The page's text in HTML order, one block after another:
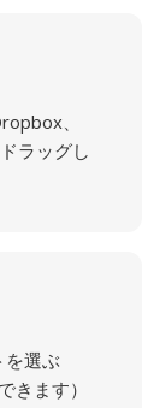
、
ラッグし
を選ぶ
きます）